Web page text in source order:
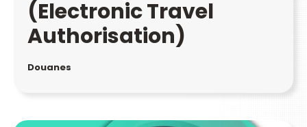
(Electronic Travel
Authorisation)
Douanes